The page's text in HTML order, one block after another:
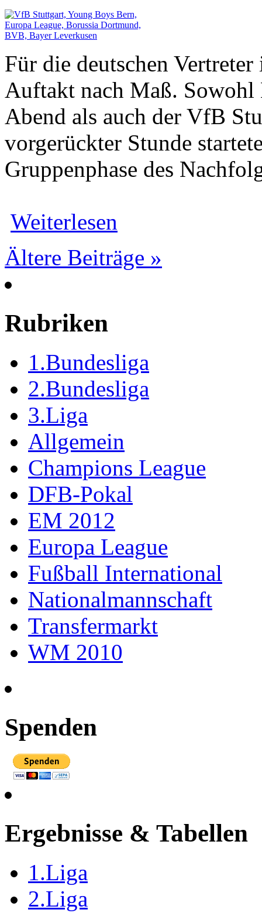
Für die deutschen
Auftakt nach Maß. Sowohl
Abend als auch der VfB
vorgerückter Stunde
Gruppenphase des
Weiterlesen
Ältere Beiträge »
Rubriken
1.Bundesliga
2.Bundesliga
3.Liga
Allgemein
Champions League
DFB-Pokal
EM 2012
Europa League
Fußball International
Nationalmannschaft
Transfermarkt
WM 2010
Spenden
Ergebnisse & Tabellen
1.Liga
2.Liga